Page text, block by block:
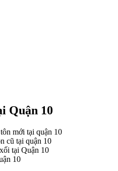
Quận 10
mới tại quận 10
cũ tại quận 10
tại Quận 10
10